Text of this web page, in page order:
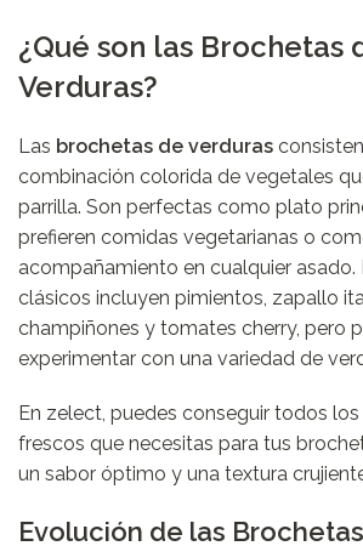
¿Qué son las Brochetas
Verduras?
Las brochetas de verduras
combinación colorida de vegetales
parrilla. Son perfectas como plato
prefieren comidas vegetarianas o
acompañamiento en cualquier asado.
clásicos incluyen pimientos, zapallo
champiñones y tomates cherry, pero
experimentar con una variedad de
En zelect, puedes conseguir todos
frescos que necesitas para tus
un sabor óptimo y una textura
Evolución de las